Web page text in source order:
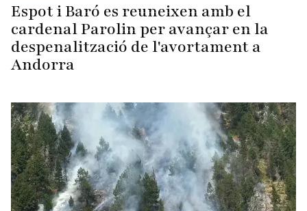
Espot i Baró es reuneixen amb el
cardenal Parolin per avançar en la
despenalització de l'avortament a
Andorra